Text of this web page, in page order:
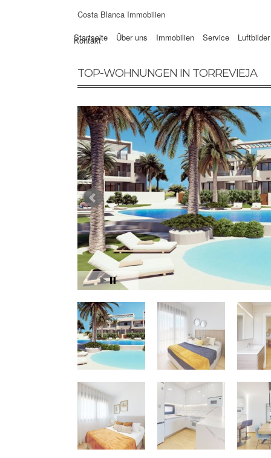
Costa Blanca Immobilien
Startseite
Über uns Immobilien Service Luftbilder
Kontakt
TOP-WOHNUNGEN IN TORREVIEJA